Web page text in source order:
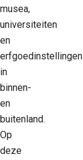
musea,
universiteiten
en
erfgoedinstellingen
in
binnen-
en
buitenland.
Op
deze